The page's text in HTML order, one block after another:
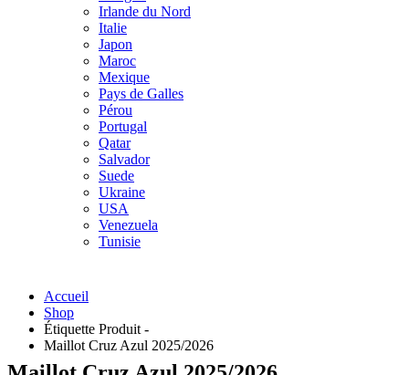
Irlande du Nord
Italie
Japon
Maroc
Mexique
Pays de Galles
Pérou
Portugal
Qatar
Salvador
Suede
Ukraine
USA
Venezuela
Tunisie
Accueil
Shop
Étiquette Produit -
Maillot Cruz Azul 2025/2026